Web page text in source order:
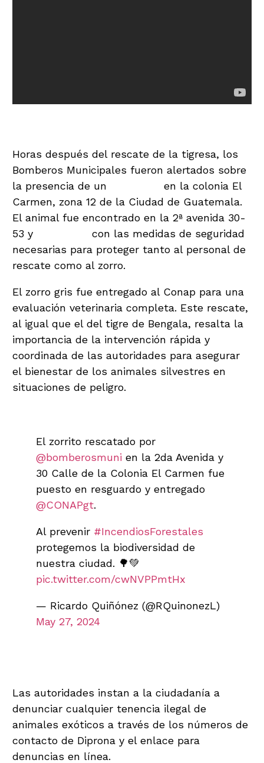
Horas después del rescate de la tigresa, los
Bomberos Municipales fueron alertados sobre
la presencia de un
en la colonia El
Carmen, zona 12 de la Ciudad de Guatemala.
El animal fue encontrado en la 2ª avenida 30-
53 y
con las medidas de seguridad
necesarias para proteger tanto al personal de
rescate como al zorro.
El zorro gris fue entregado al Conap para una
evaluación veterinaria completa. Este rescate,
al igual que el del tigre de Bengala, resalta la
importancia de la intervención rápida y
coordinada de las autoridades para asegurar
el bienestar de los animales silvestres en
situaciones de peligro.
El zorrito rescatado por
@bomberosmuni en la 2da Avenida y
30 Calle de la Colonia El Carmen fue
puesto en resguardo y entregado
@CONAPgt.
Al prevenir #IncendiosForestales
protegemos la biodiversidad de
nuestra ciudad. 🌳💚
pic.twitter.com/cwNVPPmtHx
— Ricardo Quiñónez (@RQuinonezL)
May 27, 2024
Las autoridades instan a la ciudadanía a
denunciar cualquier tenencia ilegal de
animales exóticos a través de los números de
contacto de Diprona y el enlace para
denuncias en línea.